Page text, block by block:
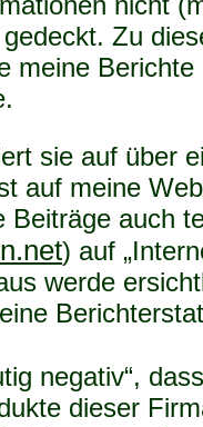
Zu
meine
sie auf über
auf meine
Beiträge auch
) auf
werde
negativ“,
dieser